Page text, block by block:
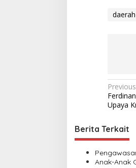
daerah
P
o
t
n
a
Upaya
Berita Terkait
Anak-Anak